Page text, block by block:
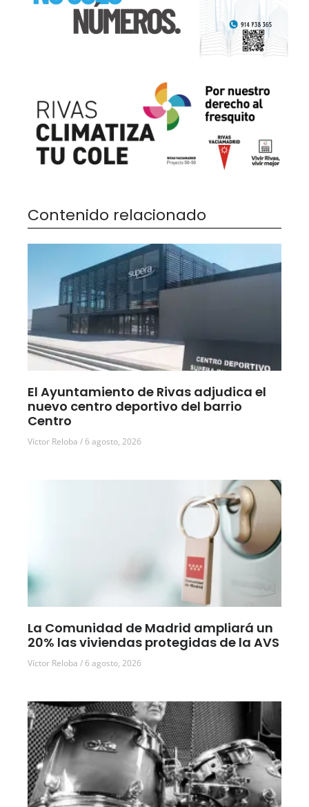
Contenido relacionado
El Ayuntamiento de Rivas adjudica el
nuevo centro deportivo del barrio
Centro
Víctor Reloba 6 agosto, 2026
La Comunidad de Madrid ampliará un
20% las viviendas protegidas de la AVS
Víctor Reloba 6 agosto, 2026